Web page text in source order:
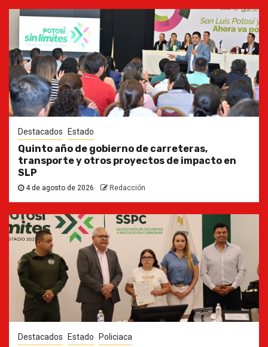
Destacados Estado
Quinto año de gobierno de carreteras,
transporte y otros proyectos de impacto en
SLP
4 de agosto de 2026 Redacción
Destacados Estado Policiaca